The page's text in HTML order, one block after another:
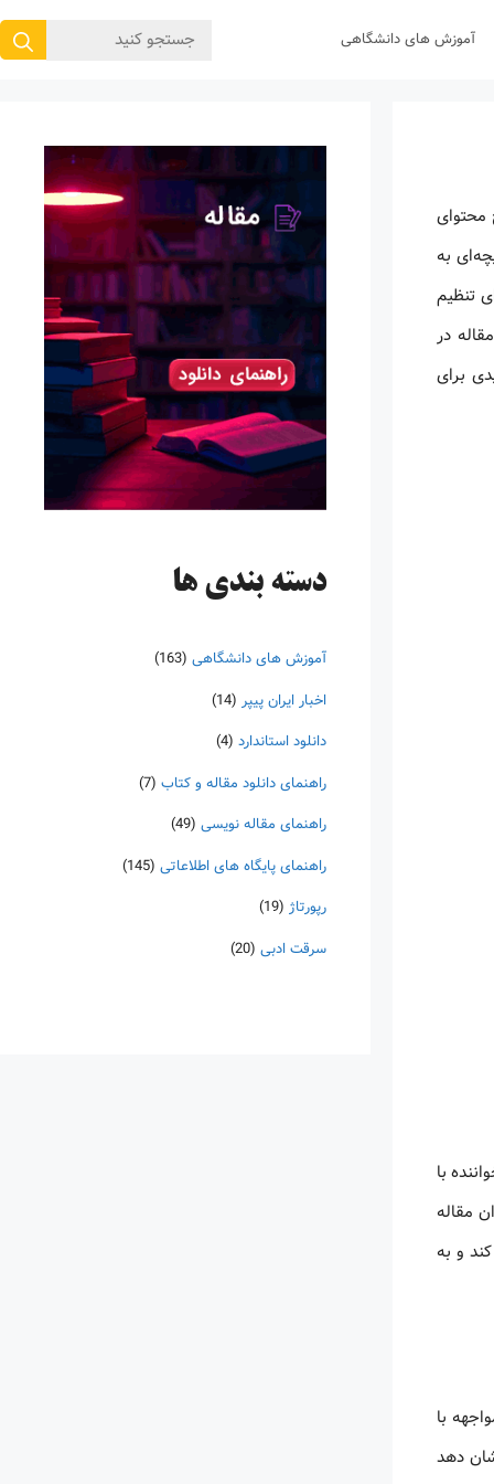
آموزش های دانشگاهی
جستجوی
به
تنظیم
در
برای
با
مقاله
و به
با
دهد
دسته‌ بندی ها
آموزش های دانشگاهی (163)
اخبار ایران پیپر (14)
دانلود استاندارد (4)
راهنمای دانلود مقاله و کتاب (7)
راهنمای مقاله نویسی (49)
راهنمای پایگاه های اطلاعاتی (145)
رپورتاژ (19)
سرقت ادبی (20)